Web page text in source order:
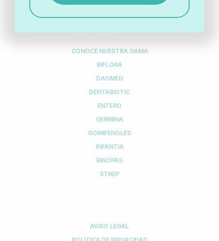
CONOCE NUESTRA GAMA
BIFLORA
DAOMED
DENTABIOTIC
ENTERO
GERMINA
GOMIFENOLES
INFANTIA
RINOPAS
STREP
AVISO LEGAL